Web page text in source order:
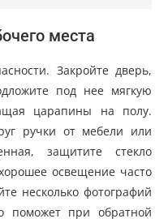
места
Закройте дверь,
под нее мягкую
царапины на полу.
ручки от мебели или
защитите стекло
освещение часто
несколько фотографий
поможет при обратной